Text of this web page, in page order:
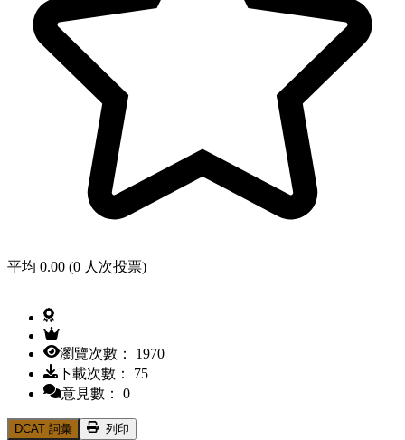
平均 0.00 (0 人次投票)
瀏覽次數： 1970
下載次數： 75
意見數： 0
DCAT 詞彙
列印